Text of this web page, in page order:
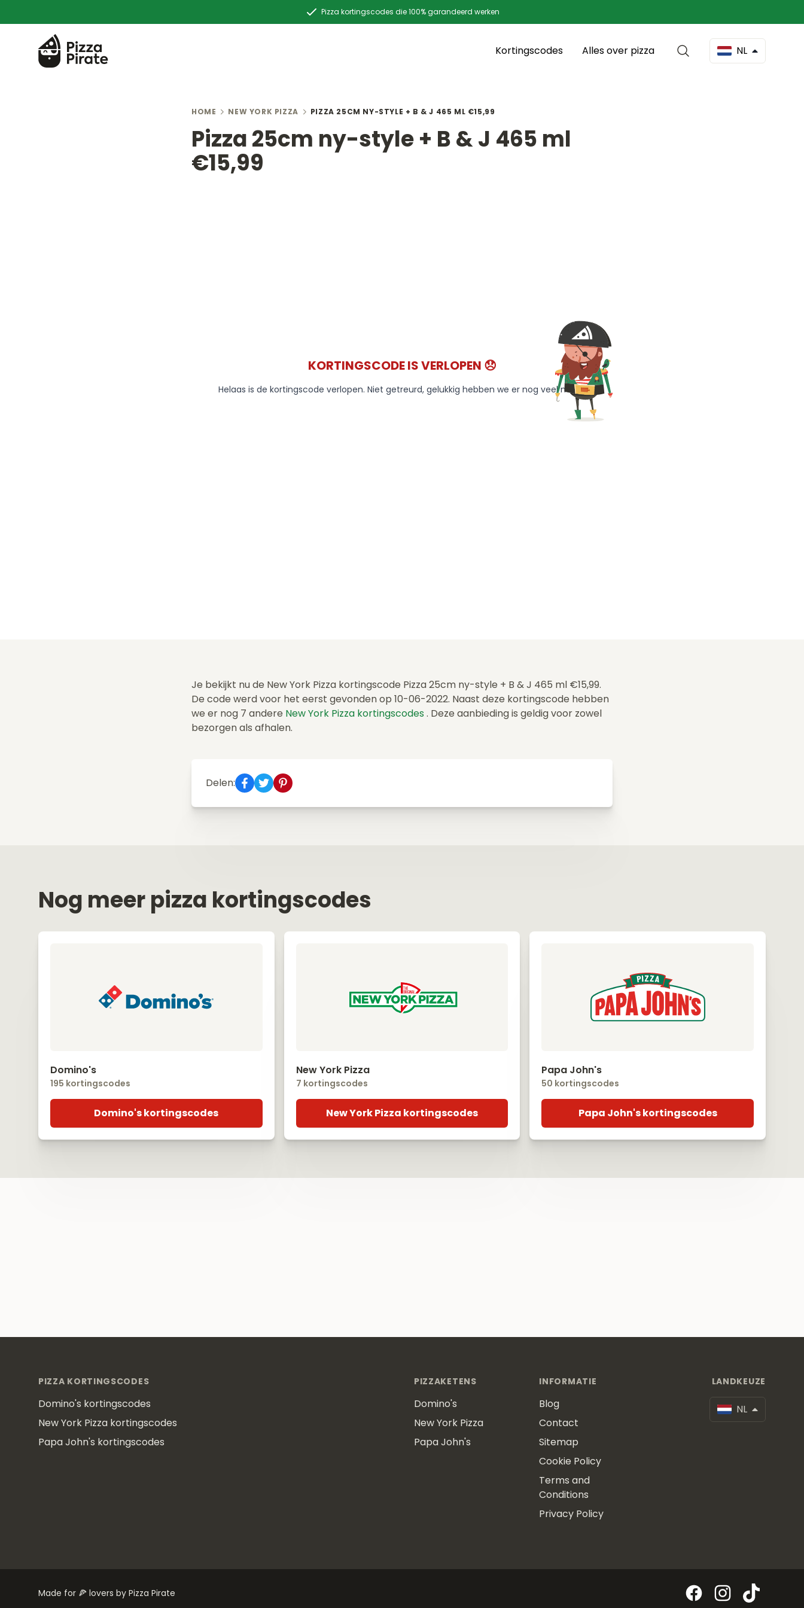
Pizza kortingscodes die 100% garandeerd werken
Kortingscodes Alles over pizza NL
HOME NEW YORK PIZZA PIZZA 25CM NY-STYLE + B & J 465 ML €15,99
Pizza 25cm ny-style + B & J 465 ml
€15,99
KORTINGSCODE IS VERLOPEN 😞
Helaas is de kortingscode verlopen. Niet getreurd, gelukkig hebben we er nog veel meer!
Je bekijkt nu de New York Pizza kortingscode Pizza 25cm ny-style + B & J 465 ml €15,99.
De code werd voor het eerst gevonden op 10-06-2022. Naast deze kortingscode hebben
we er nog 7 andere New York Pizza kortingscodes . Deze aanbieding is geldig voor zowel
bezorgen als afhalen.
Delen:
Nog meer pizza kortingscodes
Domino's
195 kortingscodes
Domino's kortingscodes
New York Pizza
7 kortingscodes
New York Pizza kortingscodes
Papa John's
50 kortingscodes
Papa John's kortingscodes
PIZZA KORTINGSCODES
Domino's kortingscodes
New York Pizza kortingscodes
Papa John's kortingscodes
PIZZAKETENS
Domino's
New York Pizza
Papa John's
INFORMATIE
Blog
Contact
Sitemap
Cookie Policy
Terms and
Conditions
Privacy Policy
LANDKEUZE
NL
Made for 🍕 lovers by Pizza Pirate FacebookInstagram
TikTok